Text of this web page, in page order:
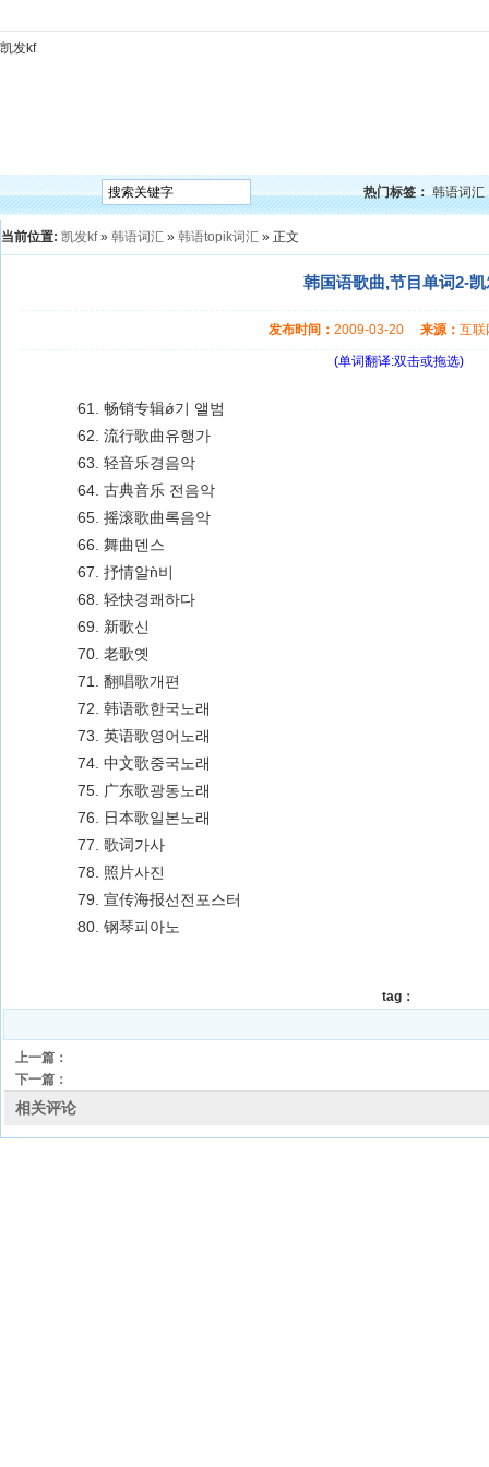
凯发kf
热门标签： 韩语词汇
当前位置: 凯发kf» 韩语词汇 » 韩语topik词汇 » 正文
韩国语歌曲,节目单词2-
发布时间： 2009-03-20 来源： 互
(单词翻译:双击或拖选)
61. 畅销专辑ǿ기 앨범
62. 流行歌曲유행가
63. 轻音乐경음악
64. 古典音乐 전음악
65. 摇滚歌曲록음악
66. 舞曲덴스
67. 抒情알ǹ비
68. 轻快경쾌하다
69. 新歌신
70. 老歌옛
71. 翻唱歌개편
72. 韩语歌한국노래
73. 英语歌영어노래
74. 中文歌중국노래
75. 广东歌광동노래
76. 日本歌일본노래
77. 歌词가사
78. 照片사진
79. 宣传海报선전포스터
80. 钢琴피아노
tag：
上一篇：
下一篇：
相关评论